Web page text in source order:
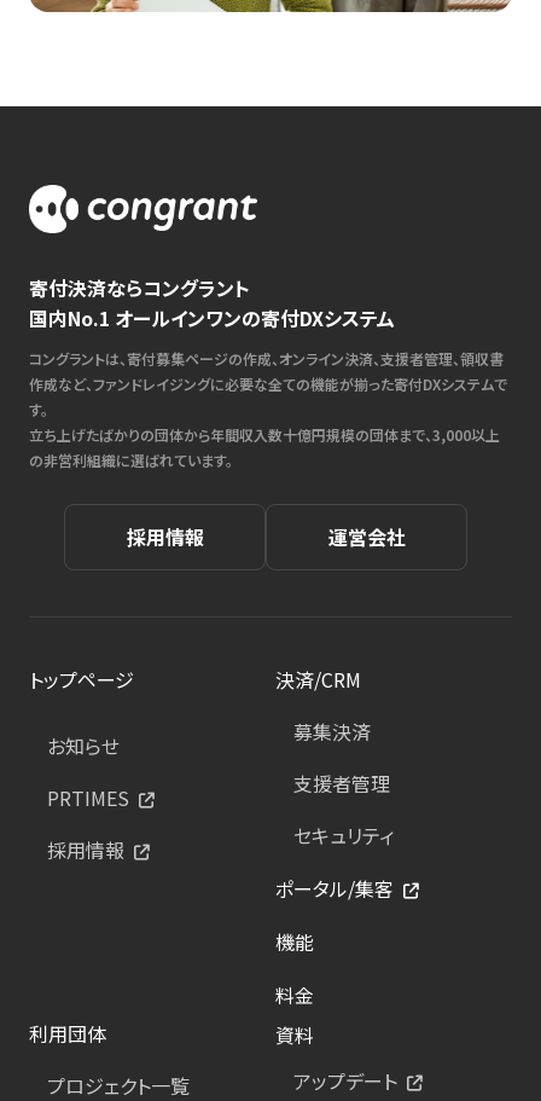
寄付決済ならコングラント
国内No.1 オールインワンの寄付DXシステム
コングラントは、寄付募集ページの作成、オンライン決済、支援者管理、領収書
作成など、ファンドレイジングに必要な全ての機能が揃った寄付DXシステムで
す。
立ち上げたばかりの団体から年間収入数十億円規模の団体まで、3,000以上
の非営利組織に選ばれています。
採用情報 運営会社
トップページ
お知らせ
PRTIMES
採用情報
決済/CRM
募集決済
支援者管理
セキュリティ
ポータル/集客
機能
料金
利用団体
プロジェクト一覧
資料
アップデート